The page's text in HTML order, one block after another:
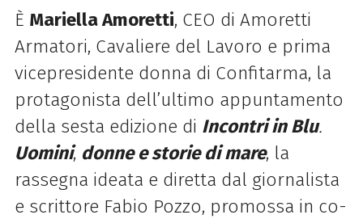
È Mariella Amoretti, CEO di Amoretti
Armatori, Cavaliere del Lavoro e prima
vicepresidente donna di Confitarma, la
protagonista dell’ultimo appuntamento
della sesta edizione di Incontri in Blu.
Uomini, donne e storie di mare, la
rassegna ideata e diretta dal giornalista
e scrittore Fabio Pozzo, promossa in co-